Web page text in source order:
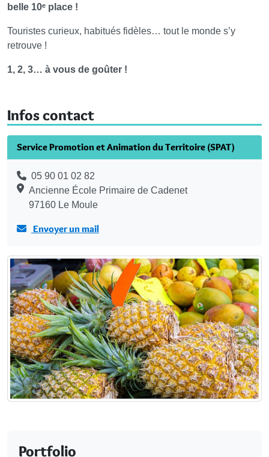
belle 10ᵉ place !
Touristes curieux, habitués fidèles… tout le monde s’y
retrouve !
1, 2, 3… à vous de goûter !
Infos contact
Service Promotion et Animation du Territoire (SPAT)
05 90 01 02 82
Ancienne École Primaire de Cadenet
97160 Le Moule
Envoyer un mail
Portfolio